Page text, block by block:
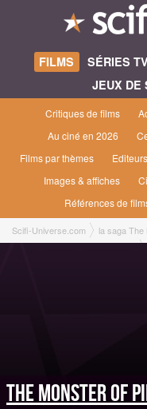
FILMS SÉRIES
JEUX DE
Critiques de films
Au ciné en 2026
Films par thèmes
Editeurs
Images & affiches
Références de
Scifi-Universe.com
la saga
The Monster of Piedras Blancas
The Monster of